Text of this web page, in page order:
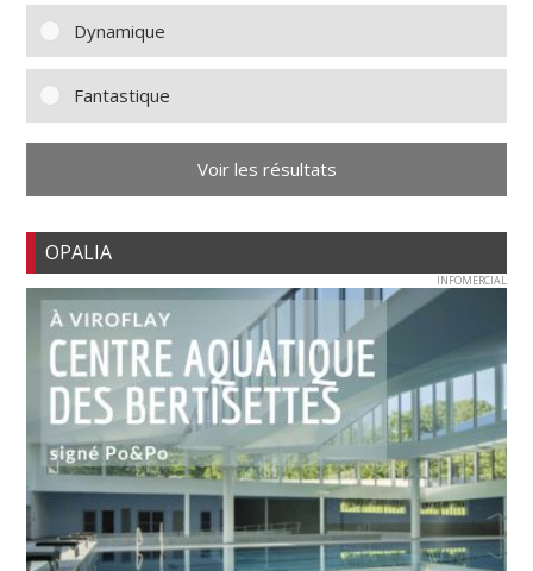
Dynamique
Fantastique
Voir les résultats
OPALIA
INFOMERCIAL